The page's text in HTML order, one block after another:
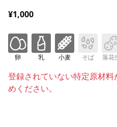
¥1,000
卵 乳 小麦 そば 落花
登録されていない特定原材
めください。